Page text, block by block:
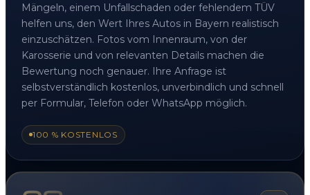
Mängeln, einem Unfallschaden oder fehlendem TÜV
helfen uns, den Wert Ihres Autos in Bayern realistisch
einzuschätzen. Fotos vom Innenraum, von der
Karosserie und von relevanten Details machen die
Bewertung noch genauer. Ihre Anfrage ist
selbstverständlich kostenlos, unverbindlich und schnell
per Formular, Telefon oder WhatsApp möglich.
100 % KOSTENLOS